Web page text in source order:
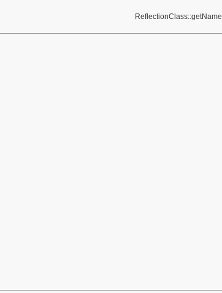
ReflectionClass::getName